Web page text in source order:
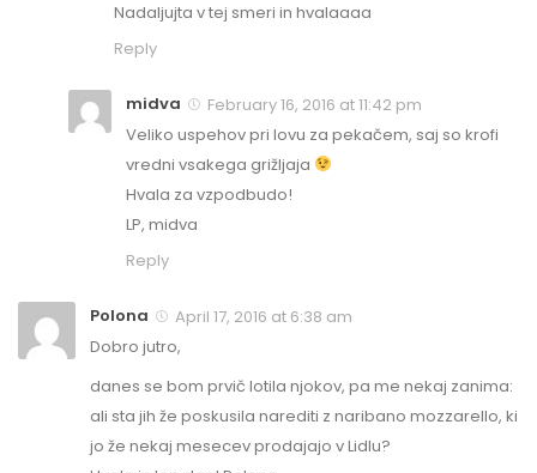
Nadaljujta v tej smeri in hvalaaaa
Reply
midva
February 16, 2016 at 11:42 pm
Veliko uspehov pri lovu za pekačem, saj so krofi
vredni vsakega grižljaja
Hvala za vzpodbudo!
LP, midva
Reply
Polona
April 17, 2016 at 6:38 am
Dobro jutro,
danes se bom prvič lotila njokov, pa me nekaj zanima:
ali sta jih že poskusila narediti z naribano mozzarello, ki
jo že nekaj mesecev prodajajo v Lidlu?